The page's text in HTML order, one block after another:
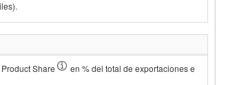
Share
en % del total de exportaciones e